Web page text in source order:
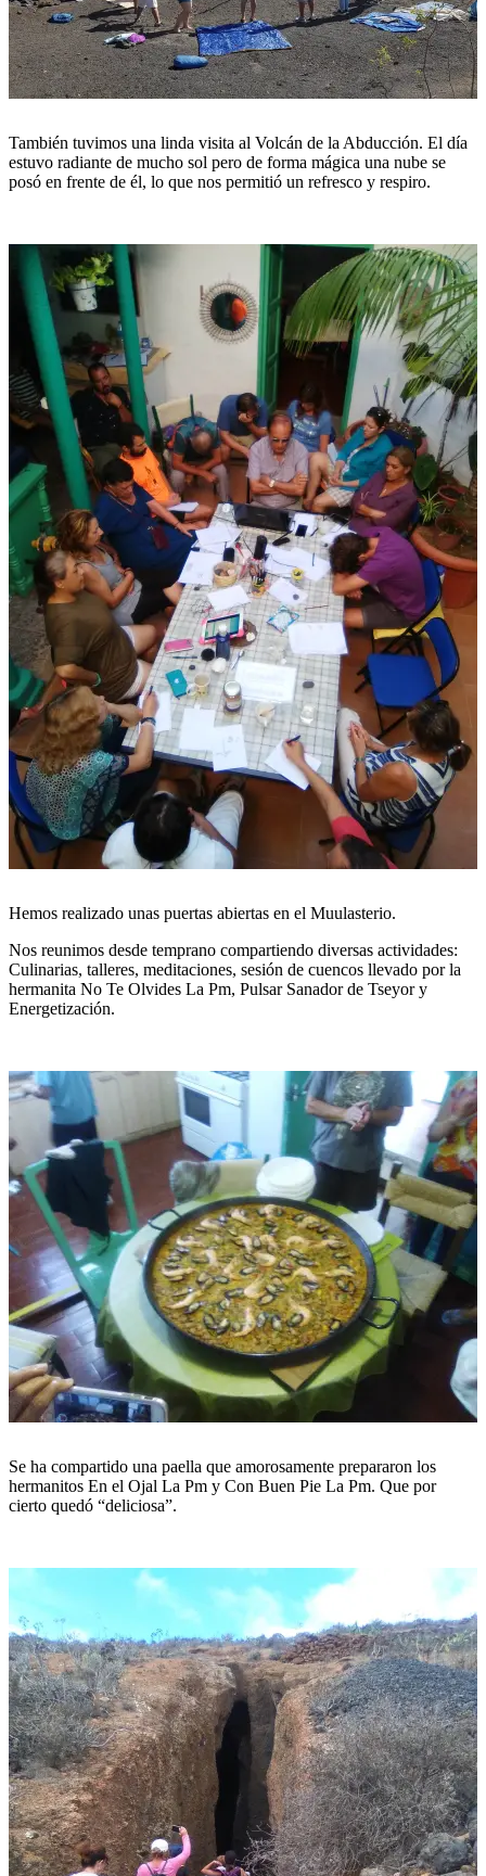
También tuvimos una linda visita al Volcán de la Abducción. El día
estuvo radiante de mucho sol pero de forma mágica una nube se
posó en frente de él, lo que nos permitió un refresco y respiro.
Hemos realizado unas puertas abiertas en el Muulasterio.
Nos reunimos desde temprano compartiendo diversas actividades:
Culinarias, talleres, meditaciones, sesión de cuencos llevado por la
hermanita No Te Olvides La Pm, Pulsar Sanador de Tseyor y
Energetización.
Se ha compartido una paella que amorosamente prepararon los
hermanitos En el Ojal La Pm y Con Buen Pie La Pm. Que por
cierto quedó “deliciosa”.